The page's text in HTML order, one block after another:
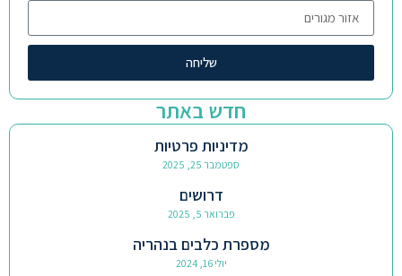
שליחה
חדש באתר
מדיניות פרטיות
ספטמבר 25, 2025
דרושים
פברואר 5, 2025
מספרת כלבים בנהריה
יולי 16, 2024